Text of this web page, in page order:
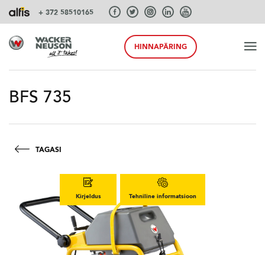
+ 372 58510165
TOOTED
SÜSTEEMID
AKSESSUAARID
HINNAPÄRING
BFS 735
TAGASI
Kirjeldus Tehniline informatsioon